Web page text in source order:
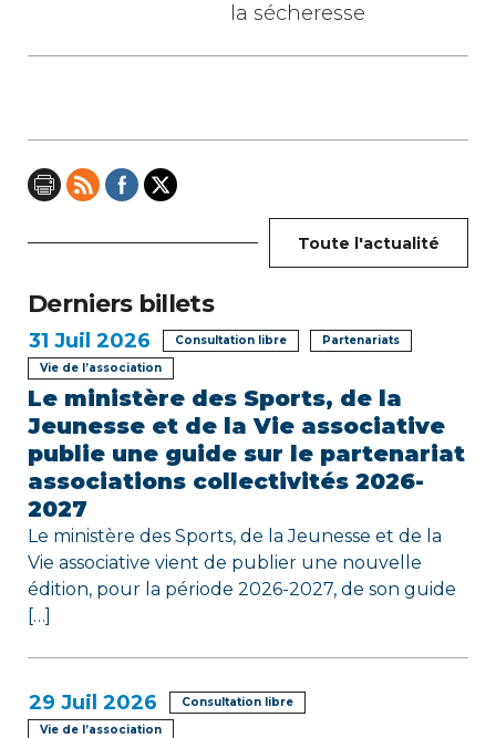
a
i
o
e
l
’
a
r
t
i
c
l
e
la sécheresse
Toute l'actualité
Derniers billets
31 Juil 2026 Consultation libre
Partenariats
Vie de l’association
Le ministère des Sports, de la
Jeunesse et de la Vie associative
publie une guide sur le partenariat
associations collectivités 2026-
2027
Le ministère des Sports, de la Jeunesse et de la
Vie associative vient de publier une nouvelle
édition, pour la période 2026-2027, de son guide
[…]
29 Juil 2026
Consultation libre
Vie de l’association